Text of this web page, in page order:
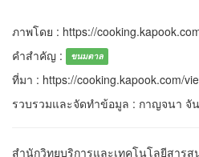
ภาพโดย : https://
คำสำคัญ :
ขนมตาล
ที่มา : https://cooking.kapook.com/
รวบรวมและจัดทำข้อมูล : กาญจนา จั
สำนักวิทยบริการและเทคโนโลยีสาร